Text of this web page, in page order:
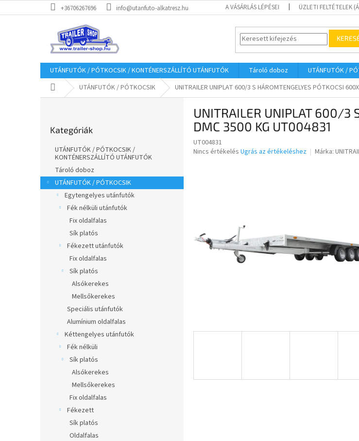
a
+36706267696 info@utanfuto-alkatresz.hu A VÁSÁRLÁS LÉPÉSEI ÜZLETI FELTÉTELEK
UTÁNFUTÓK / PÓTKOCSIK / KONTÉNERSZÁLLÍTÓ UTÁNFUTÓK Tároló doboz UTÁNFUTÓK /
KezdőlapUTÁNFUTÓK / PÓTKOCSIK UNITRAILER UNIPLAT 600/3 S HÁROMTENGELYES PÓTKOCSI
p
a
átugrása
Kategóriák
UTÁNFUTÓK / PÓTKOCSIK /
KONTÉNERSZÁLLÍTÓ UTÁNFUTÓK
Tároló doboz
UTÁNFUTÓK / PÓTKOCSIK
Egytengelyes utánfutók
Fék nélküli utánfutók
Fix oldalfalas
Sík platós
Fékezett utánfutók
Fix oldalfalas
Sík platós
Alsókerekes
Mellsőkerekes
Speciális utánfutók
Alumínium oldalfalas
Kéttengelyes utánfutók
Fék nélküli
Sík platós
Alsókerekes
Mellsőkerekes
Fix oldalfalas
Fékezett
Sík platós
Oldalfalas
UNITRAILER UNIPLAT 600/3
DMC 3500 KG UT004831
UT004831
A
Nincs értékelés Ugrás az értékeléshez Márka: